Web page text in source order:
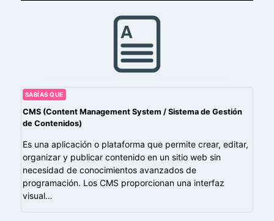
SABÍAS QUE
CMS (Content Management System / Sistema de Gestión
de Contenidos)
Es una aplicación o plataforma que permite crear, editar,
organizar y publicar contenido en un sitio web sin
necesidad de conocimientos avanzados de
programación. Los CMS proporcionan una interfaz
visual…